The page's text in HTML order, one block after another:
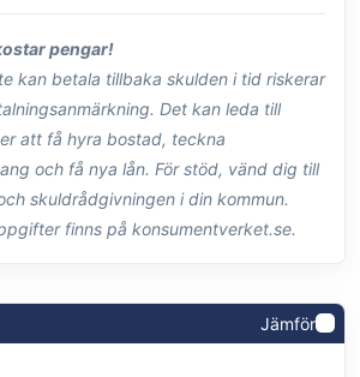
pengar!
kan betala tillbaka skulden i tid riskerar
Det kan leda till
få hyra bostad, teckna
och få nya lån. För stöd, vänd dig till
skuldrådgivningen i din kommun.
finns på konsumentverket.se.
Jämför